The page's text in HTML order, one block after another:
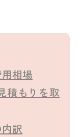
相場
積もりを取
訳